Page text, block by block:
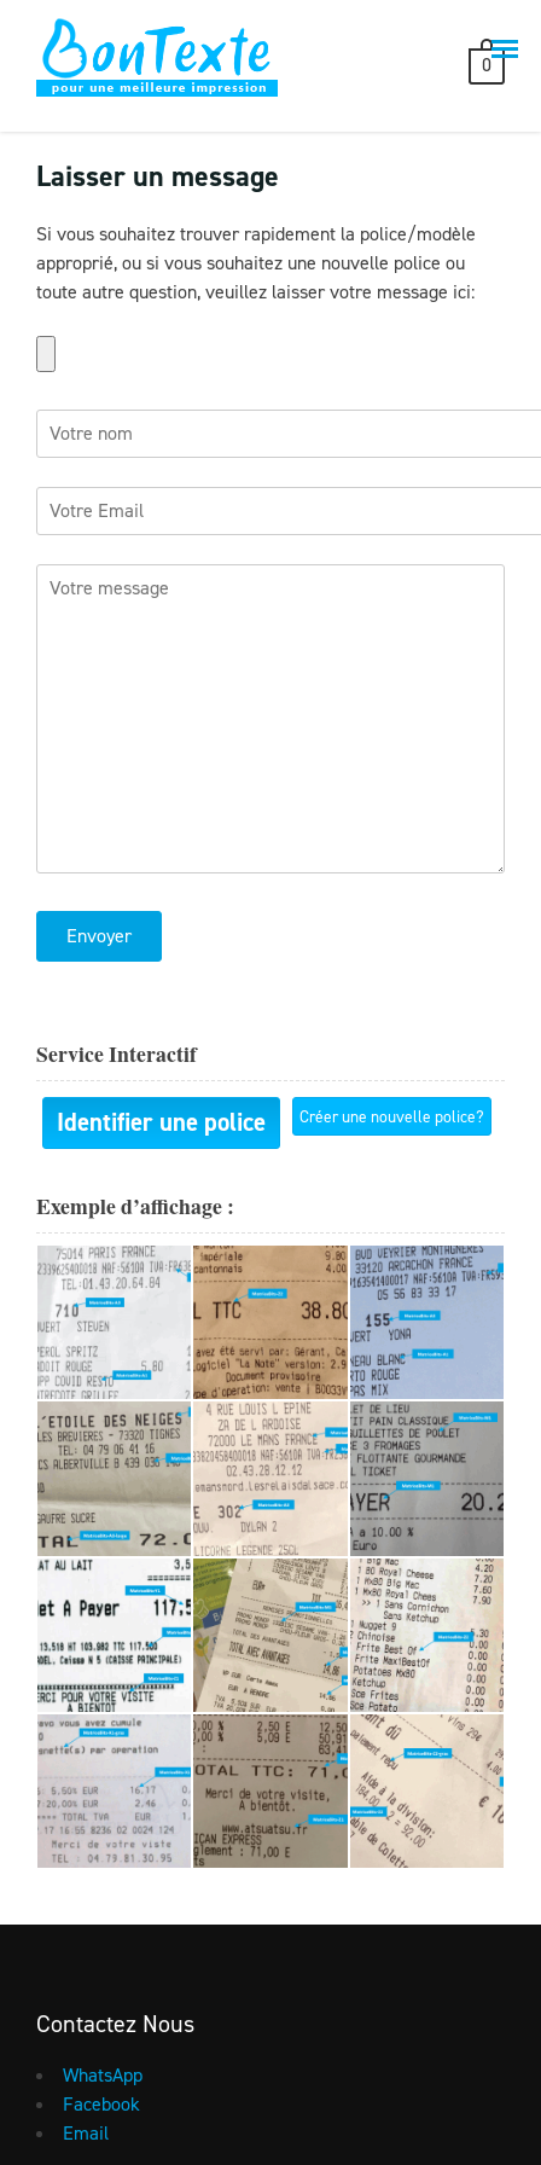
content
0
Laisser un message
Si vous souhaitez trouver rapidement la police/modèle
approprié, ou si vous souhaitez une nouvelle police ou
toute autre question, veuillez laisser votre message ici:
Service Interactif
Identifier une police Créer une nouvelle police?
Exemple d’affichage :
Contactez Nous
WhatsApp
Facebook
Email